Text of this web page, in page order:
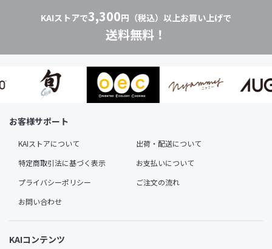
KAIストアで3,300円（税込）以上お買い上げで
送料無料！
お客様サポート
KAIストアについて
出荷・配送について
特定商取引法に基づく表示
お支払いについて
プライバシーポリシー
ご注文の流れ
お問い合わせ
KAIコンテンツ